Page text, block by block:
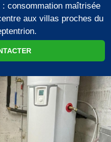
consommation maîtrisée
aux villas proches du